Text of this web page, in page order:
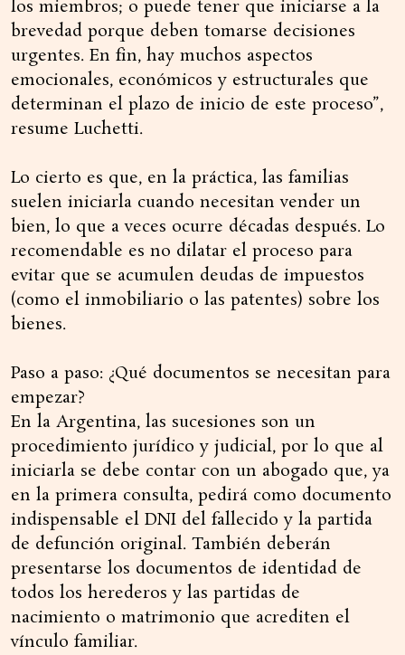
los miembros; o puede tener que iniciarse a la
brevedad porque deben tomarse decisiones
urgentes. En fin, hay muchos aspectos
emocionales, económicos y estructurales que
determinan el plazo de inicio de este proceso”,
resume Luchetti.
Lo cierto es que, en la práctica, las familias
suelen iniciarla cuando necesitan vender un
bien, lo que a veces ocurre décadas después. Lo
recomendable es no dilatar el proceso para
evitar que se acumulen deudas de impuestos
(como el inmobiliario o las patentes) sobre los
bienes.
Paso a paso: ¿Qué documentos se necesitan para
empezar?
En la Argentina, las sucesiones son un
procedimiento jurídico y judicial, por lo que al
iniciarla se debe contar con un abogado que, ya
en la primera consulta, pedirá como documento
indispensable el DNI del fallecido y la partida
de defunción original. También deberán
presentarse los documentos de identidad de
todos los herederos y las partidas de
nacimiento o matrimonio que acrediten el
vínculo familiar.